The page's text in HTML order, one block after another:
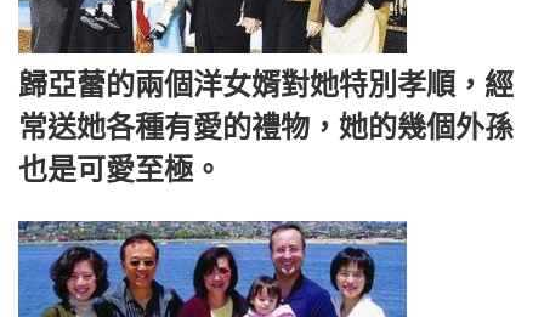
歸亞蕾的兩個洋女婿對她特別孝順，經
常送她各種有愛的禮物，她的幾個外孫
也是可愛至極。